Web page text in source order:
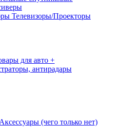
Телевизоры/Проекторы
для авто +
антирадары
(чего только нет)